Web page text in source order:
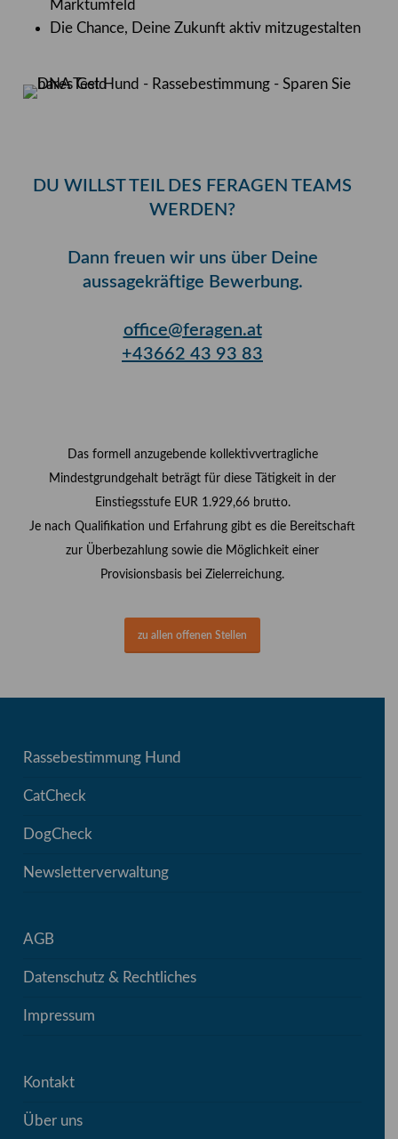
Marktumfeld
Die Chance, Deine Zukunft aktiv mitzugestalten
DU WILLST TEIL DES FERAGEN TEAMS
WERDEN?
Dann freuen wir uns über Deine
aussagekräftige Bewerbung.
office@feragen.at
+43662 43 93 83
Das formell anzugebende kollektivvertragliche
Mindestgrundgehalt beträgt für diese Tätigkeit in der
Einstiegsstufe EUR 1.929,66 brutto.
Je nach Qualifikation und Erfahrung gibt es die Bereitschaft
zur Überbezahlung sowie die Möglichkeit einer
Provisionsbasis bei Zielerreichung.
zu allen offenen Stellen
Rassebestimmung Hund
CatCheck
DogCheck
Newsletterverwaltung
AGB
Datenschutz & Rechtliches
Impressum
Kontakt
Über uns